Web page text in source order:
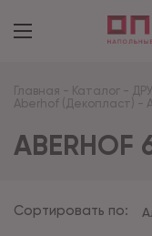
Главная - Каталог -
Aberhof (Декопласт) -
Сортировать по: